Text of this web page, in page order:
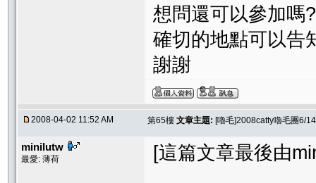
想問還可以參加嗎
確切的地點可以告
謝謝
2008-04-02 11:52 AM 第65樓 文章主題: [嚕毛]2008catty嚕毛團6/
minilutw
最愛: 薄荷 [這篇文章最後由